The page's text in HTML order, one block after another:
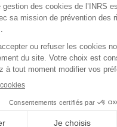
CONTACTEZ LA
QUI SOMMES-NOUS ?
PLAN DU SITE
PARAMÈTRES DES
CHARTE DES COOKIES ET